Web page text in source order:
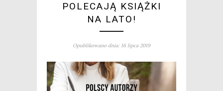
POLECAJĄ KSIĄŻKI
NA LATO!
Opublikowano dnia: 16 lipca 2019